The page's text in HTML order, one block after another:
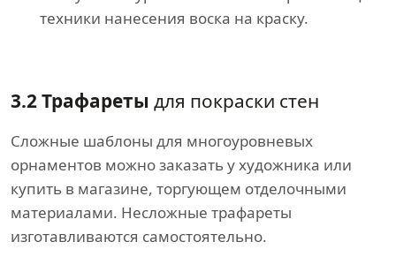
техники нанесения воска на краску.
3.2 Трафареты для покраски стен
Сложные шаблоны для многоуровневых
орнаментов можно заказать у художника или
купить в магазине, торгующем отделочными
материалами. Несложные трафареты
изготавливаются самостоятельно.